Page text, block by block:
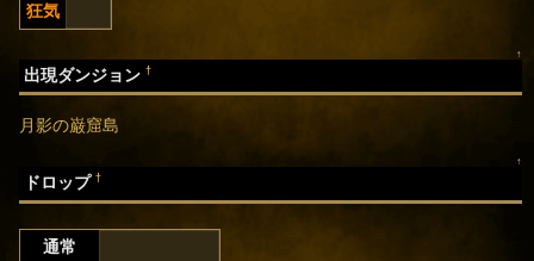
狂気
↑
出現ダンジョン†
月影の巌窟島
↑
ドロップ†
通常